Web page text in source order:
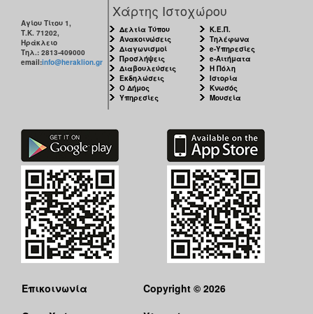
Αγίου Τίτου 1,
Τ.Κ. 71202,
Ηράκλειο
Τηλ.: 2813-409000
email:info@heraklion.gr
Χάρτης Ιστοχώρου
Δελτία Τύπου
Ανακοινώσεις
Διαγωνισμοί
Προσλήψεις
Διαβουλεύσεις
Εκδηλώσεις
Ο Δήμος
Υπηρεσίες
Κ.Ε.Π.
Τηλέφωνα
e-Υπηρεσίες
e-Αιτήματα
Η Πόλη
Ιστορία
Κνωσός
Μουσεία
Επικοινωνία
Copyright © 2026